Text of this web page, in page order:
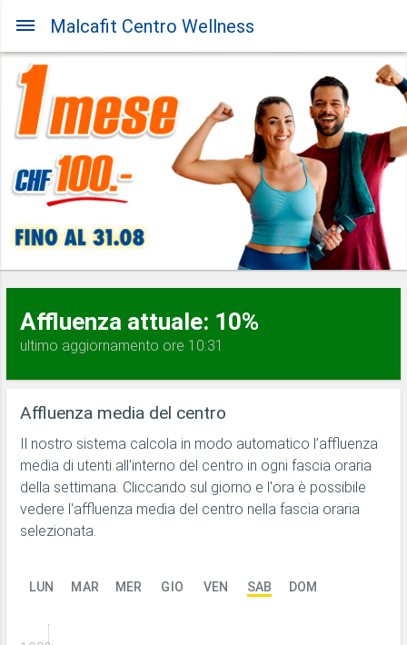
Malcafit Centro Wellness
Affluenza attuale: 10%
ultimo aggiornamento ore 10:31
Affluenza media del centro
Il nostro sistema calcola in modo automatico l’affluenza
media di utenti all'interno del centro in ogni fascia oraria
della settimana. Cliccando sul giorno e l'ora è possibile
vedere l'affluenza media del centro nella fascia oraria
selezionata.
LUN MAR MER GIO VEN SAB DOM